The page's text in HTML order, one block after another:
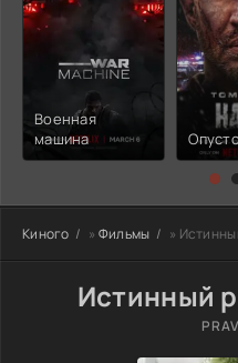
Военная
машина
Киного » Фильмы »
Истинный